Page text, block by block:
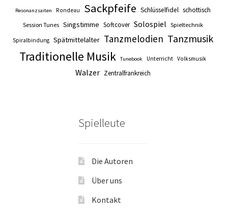
Resonanzsaiten Rondeau Sackpfeife Schlüsselfidel schottisch
Session Tunes Singstimme Softcover Solospiel Spieltechnik
Spiralbindung Spätmittelalter Tanzmelodien Tanzmusik
Traditionelle Musik Tunebook Unterricht Volksmusik
Walzer Zentralfrankreich
Spielleute
Die Autoren
Über uns
Kontakt